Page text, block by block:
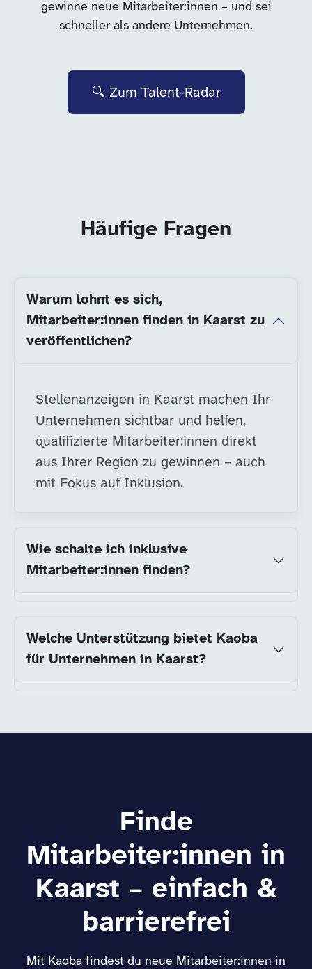
gewinne neue Mitarbeiter:innen – und sei
schneller als andere Unternehmen.
🔍 Zum Talent-Radar
Häufige Fragen
Warum lohnt es sich,
Mitarbeiter:innen finden in Kaarst zu
veröffentlichen?
Stellenanzeigen in Kaarst machen Ihr
Unternehmen sichtbar und helfen,
qualifizierte Mitarbeiter:innen direkt
aus Ihrer Region zu gewinnen – auch
mit Fokus auf Inklusion.
Wie schalte ich inklusive
Mitarbeiter:innen finden?
Welche Unterstützung bietet Kaoba
für Unternehmen in Kaarst?
Finde
Mitarbeiter:innen in
Kaarst – einfach &
barrierefrei
Mit Kaoba findest du neue Mitarbeiter:innen in